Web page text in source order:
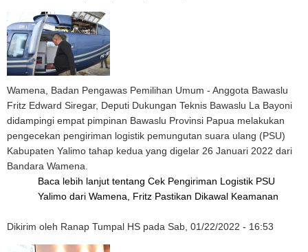
Wamena, Badan Pengawas Pemilihan Umum - Anggota Bawaslu
Fritz Edward Siregar, Deputi Dukungan Teknis Bawaslu La Bayoni
didampingi empat pimpinan Bawaslu Provinsi Papua melakukan
pengecekan pengiriman logistik pemungutan suara ulang (PSU)
Kabupaten Yalimo tahap kedua yang digelar 26 Januari 2022 dari
Bandara Wamena.
Baca lebih lanjut tentang Cek Pengiriman Logistik PSU
Yalimo dari Wamena, Fritz Pastikan Dikawal Keamanan
Dikirim oleh Ranap Tumpal HS pada Sab, 01/22/2022 - 16:53